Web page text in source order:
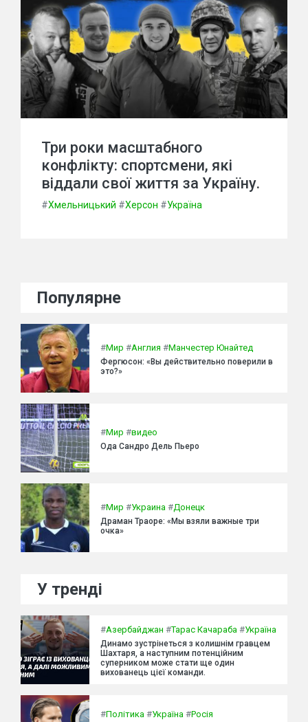
Три роки масштабного
конфлікту: спортсмени, які
віддали свої життя за Україну.
#Хмельницький #Херсон #Україна
Популярне
#Мир #Англия #Манчестер Юнайтед
Фергюсон: «Вы действительно поверили в
это?»
#Мир #видео
Ода Сандро Дель Пьеро
#Мир #Украина #Донецк
Драман Траоре: «Мы взяли важные три
очка»
У тренді
#Азербайджан #Тарас Качараба #Україна
Динамо зустрінеться з колишнім гравцем
Шахтаря, а наступним потенційним
суперником може стати ще один
вихованець цієї команди.
#Політика #Україна #Росія